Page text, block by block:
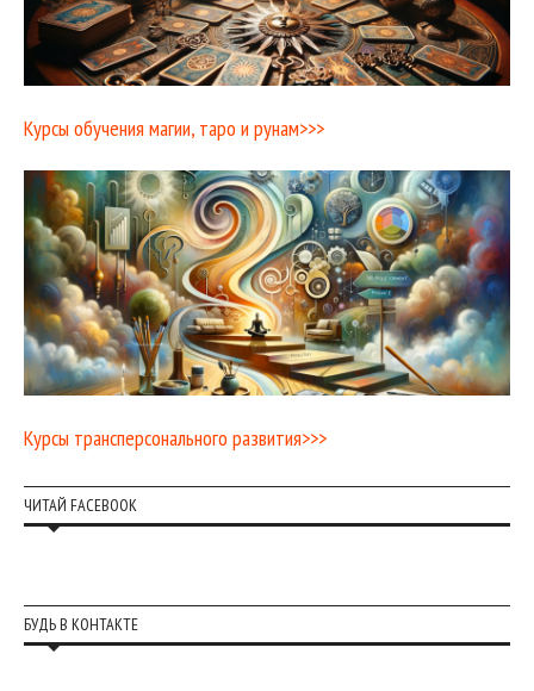
Курсы обучения магии, таро и рунам>>>
Курсы трансперсонального развития>>>
ЧИТАЙ FACEBOOK
БУДЬ В КОНТАКТЕ